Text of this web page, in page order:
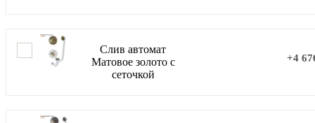
Слив автомат
Матовое золото с
сеточкой
+4